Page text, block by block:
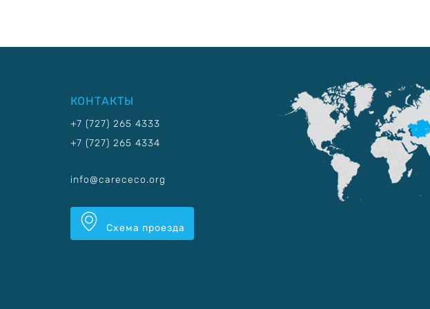
КОНТАКТЫ
+7 (727) 265 4333
+7 (727) 265 4334
info@carececo.org
Схема проезда